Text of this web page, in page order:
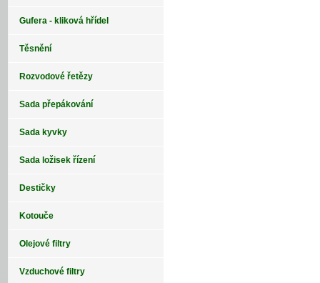
Gufera - kliková hřídel
Těsnění
Rozvodové řetězy
Sada přepákování
Sada kyvky
Sada ložisek řízení
Destičky
Kotouče
Olejové filtry
Vzduchové filtry